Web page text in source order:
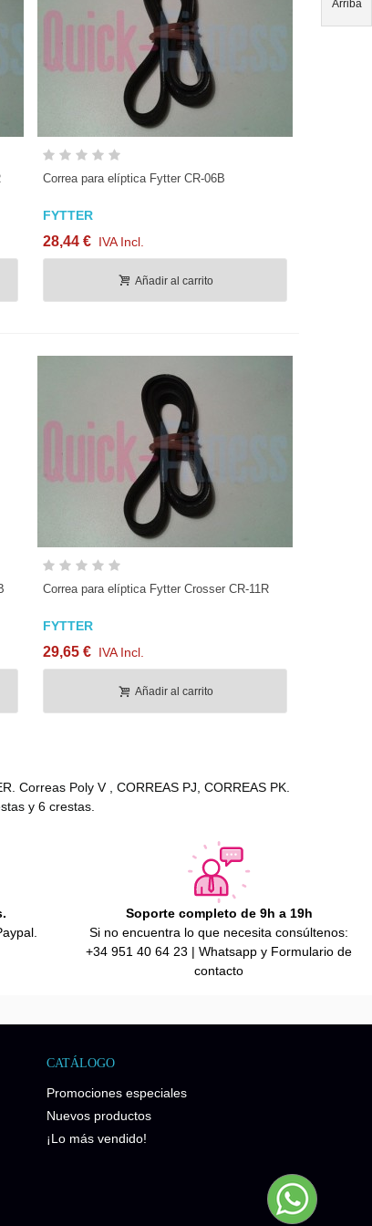
Correa para elíptica Fytter CR-06B
FYTTER
28,44 € IVA Incl.
Añadir al carrito
Correa para elíptica Fytter Crosser CR-11R
FYTTER
29,65 € IVA Incl.
Añadir al carrito
Correas Poly V , CORREAS PJ, CORREAS PK.
y 6 crestas.
Soporte completo de 9h a 19h
Si no encuentra lo que necesita consúltenos:
+34 951 40 64 23 | Whatsapp y Formulario de
contacto
CATÁLOGO
Promociones especiales
Nuevos productos
¡Lo más vendido!
Arriba